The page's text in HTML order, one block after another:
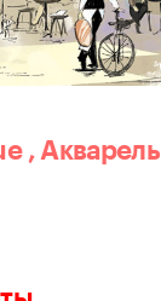
, Акварель